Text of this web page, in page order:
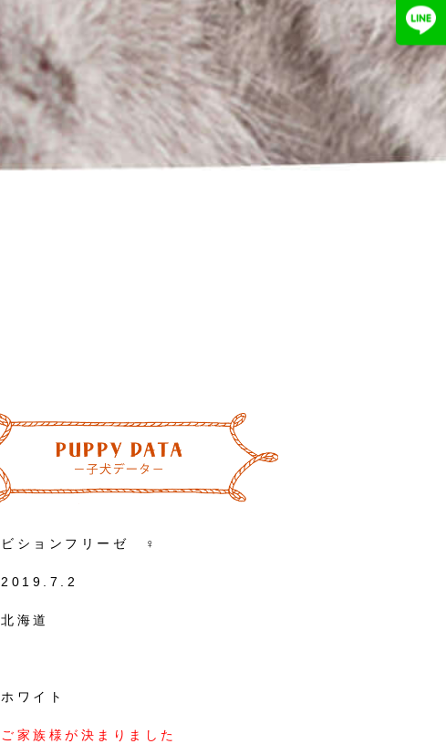
ビションフリーゼ ♀
2019.7.2
北海道
ホワイト
ご家族様が決まりました